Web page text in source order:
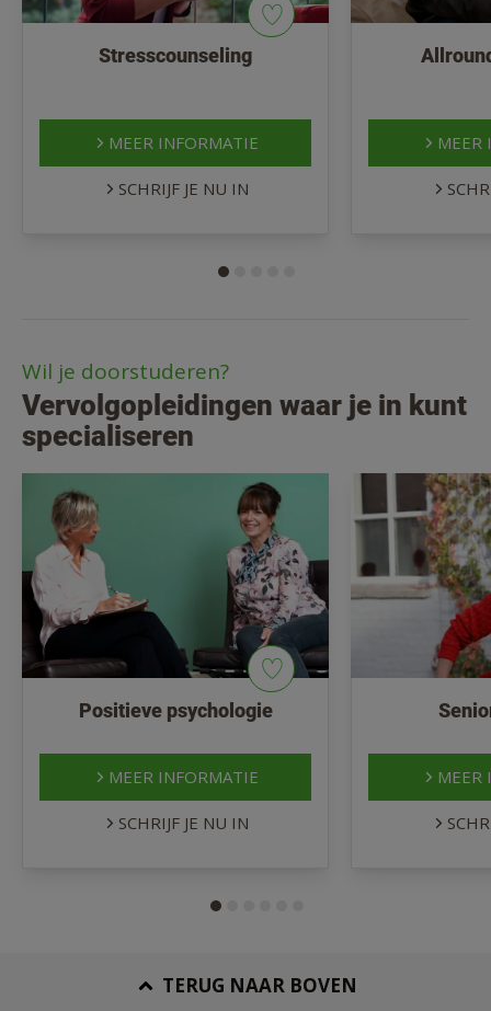
Stresscounseling
MEER INFORMATIE
SCHRIJF JE NU IN
MEER
Wil je doorstuderen?
Vervolgopleidingen waar je in kunt
specialiseren
Positieve psychologie
MEER INFORMATIE
SCHRIJF JE NU IN
MEER
TERUG NAAR BOVEN